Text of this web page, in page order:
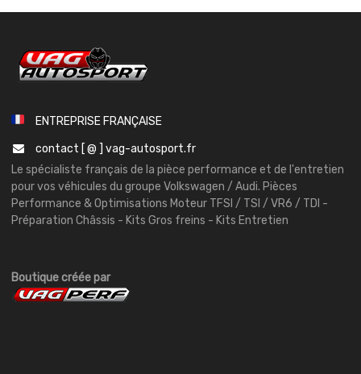
ENTREPRISE FRANÇAISE
contact [ @ ] vag-autosport.fr
Le spécialiste français de la pièce performance et de l'entretien
pour vos véhicules du groupe Volkswagen / Audi. Pièces
Performance & Optimisations Moteur TFSI / TSI / VR6 / TDI -
Préparation Châssis - Kits Gros freins - Kits Entretien
Boutique créée par